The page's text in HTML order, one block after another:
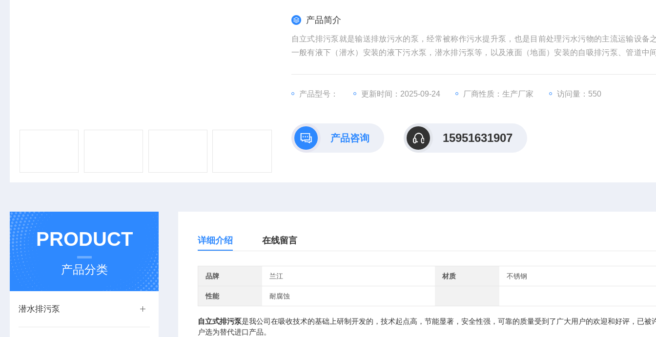
产品简介
自立式排污泵就是输送排放污水的泵，经常被称作污水提升泵，也是目前处理污水污物的主流运输设备
一般有液下（潜水）安装的液下污水泵，潜水排污泵等，以及液面（地面）安装的自吸排污泵、管道中
产品型号： 更新时间：2025-09-24 厂商性质：生产厂家 访问量：550
产品咨询 15951631907
PRODUCT
产品分类
潜水排污泵
详细介绍 在线留言
品牌 兰江 材质 不锈钢
性能 耐腐蚀
自立式排污泵是我公司在吸收技术的基础上研制开发的，技术起点高，节能显著，安全性强，可靠的质量受到了广大用户的欢迎和好评，已被
户选为替代进口产品。